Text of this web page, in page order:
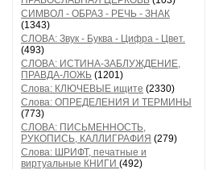
СИМВОЛ - ОБРАЗ - РЕЧЬ - ЗНАК
(1343)
СЛОВА: Звук - Буква - Цифра - Цвет.
(493)
СЛОВА: ИСТИНА-ЗАБЛУЖДЕНИЕ,
ПРАВДА-ЛОЖЬ (1201)
Слова: КЛЮЧЕВЫЕ ищите (2330)
Слова: ОПРЕДЕЛЕНИЯ И ТЕРМИНЫ
(773)
СЛОВА: ПИСЬМЕННОСТЬ,
РУКОПИСЬ, КАЛЛИГРАФИЯ (279)
Слова: ШРИФТ, печатные и
виртуальные КНИГИ (492)